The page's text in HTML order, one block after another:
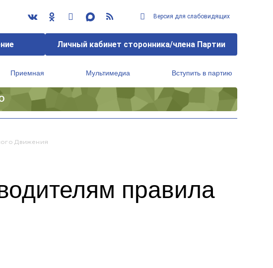
Версия для слабовидящих
Личный кабинет сторонника/члена Партии
Приемная Мультимедиа Вступить в партию
Движения
правила